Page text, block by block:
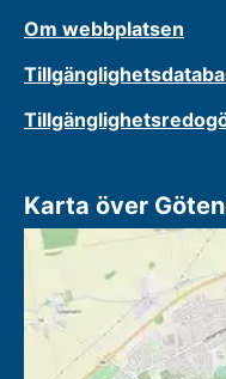
Om webbplatsen
Karta över